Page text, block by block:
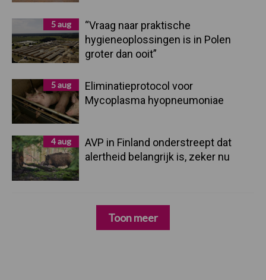
5 aug
“Vraag naar praktische
hygieneoplossingen is in Polen
groter dan ooit”
5 aug
Eliminatieprotocol voor
Mycoplasma hyopneumoniae
4 aug
AVP in Finland onderstreept dat
alertheid belangrijk is, zeker nu
Toon meer